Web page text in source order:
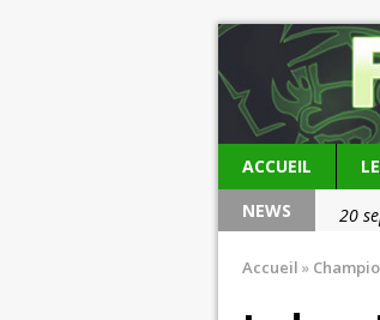
ACCUEIL
NEWS
20
Accueil »